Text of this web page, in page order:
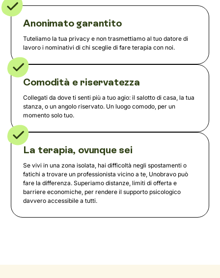
Anonimato garantito
Tuteliamo la tua privacy e non trasmettiamo al tuo datore di
lavoro i nominativi di chi sceglie di fare terapia con noi.
Comodità e riservatezza
Collegati da dove ti senti più a tuo agio: il salotto di casa, la tua
stanza, o un angolo riservato. Un luogo comodo, per un
momento solo tuo.
La terapia, ovunque sei
Se vivi in una zona isolata, hai difficoltà negli spostamenti o
fatichi a trovare un professionista vicino a te, Unobravo può
fare la differenza. Superiamo distanze, limiti di offerta e
barriere economiche, per rendere il supporto psicologico
davvero accessibile a tutti.